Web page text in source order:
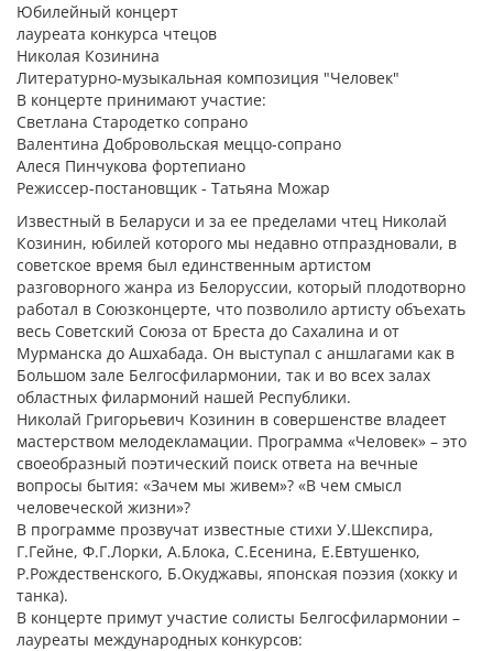
Юбилейный концерт
лауреата конкурса чтецов
Николая Козинина
Литературно-музыкальная композиция "Человек"
В концерте принимают участие:
Светлана Стародетко сопрано
Валентина Добровольская меццо-сопрано
Алеся Пинчукова фортепиано
Режиссер-постановщик - Татьяна Можар
Известный в Беларуси и за ее пределами чтец Николай
Козинин, юбилей которого мы недавно отпраздновали, в
советское время был единственным артистом
разговорного жанра из Белоруссии, который плодотворно
работал в Союзконцерте, что позволило артисту объехать
весь Советский Союза от Бреста до Сахалина и от
Мурманска до Ашхабада. Он выступал с аншлагами как в
Большом зале Белгосфилармонии, так и во всех залах
областных филармоний нашей Республики.
Николай Григорьевич Козинин в совершенстве владеет
мастерством мелодекламации. Программа «Человек» – это
своеобразный поэтический поиск ответа на вечные
вопросы бытия: «Зачем мы живем»? «В чем смысл
человеческой жизни»?
В программе прозвучат известные стихи У.Шекспира,
Г.Гейне, Ф.Г.Лорки, А.Блока, С.Есенина, Е.Евтушенко,
Р.Рождественского, Б.Окуджавы, японская поэзия (хокку и
танка).
В концерте примут участие солисты Белгосфилармонии –
лауреаты международных конкурсов: